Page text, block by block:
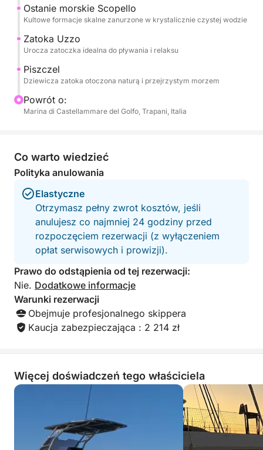
grup przyjaciół, którzy chcą spędzić kilka godzin,
ciesząc się morzem i spokojem, z dala od tłumów,
zanurzając się w kolorach sycylijskiego wybrzeża.
Podczas rejsu będziesz mieć okazję zatrzymać się
na kąpiel w najpiękniejszych zatokach na trasie i
podziwiać widoki bezpośrednio z morza.
Woda i napoje bezalkoholowe są wliczone w cenę
wnętrza i komfortowy rejs, idealny na ekskluzywne i
relaksujące doznania na morzu.
W przypadku jakichkolwiek personalizacji lub
specjalnych życzeń, skontaktuj się bezpośrednio z
właścicielem za pośrednictwem czatu.
del Golfo z Click&Boat już teraz i ciesz się
niezapomnianymi wrażeniami z podróży między
Scopello a wybrzeżem Sycylii.
Ostanie morskie Scopello
Kultowe formacje skalne zanurzone w krystalicznie czystej wodzie
Zatoka Uzzo
Urocza zatoczka idealna do pływania i relaksu
Piszczel
Dziewicza zatoka otoczona naturą i przejrzystym morzem
Powrót o:
Marina di Castellammare del Golfo, Trapani, Italia
Co warto wiedzieć
Polityka anulowania
Elastyczne
Otrzymasz pełny zwrot kosztów, jeśli
anulujesz co najmniej 24 godziny przed
rozpoczęciem rezerwacji (z wyłączeniem
opłat serwisowych i prowizji).
Prawo do odstąpienia od tej rezerwacji:
Nie. Dodatkowe informacje
Warunki rezerwacji
Obejmuje profesjonalnego skippera
Kaucja zabezpieczająca : 2 214 zł
Więcej doświadczeń tego właściciela